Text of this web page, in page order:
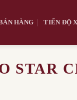
HÀNG TIẾN ĐỘ
STAR